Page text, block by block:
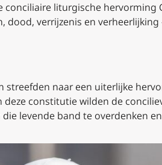
liturgische hervorming
verrijzenis en verheerlijking
naar een uiterlijke
constitutie wilden de
levende band te overdenken